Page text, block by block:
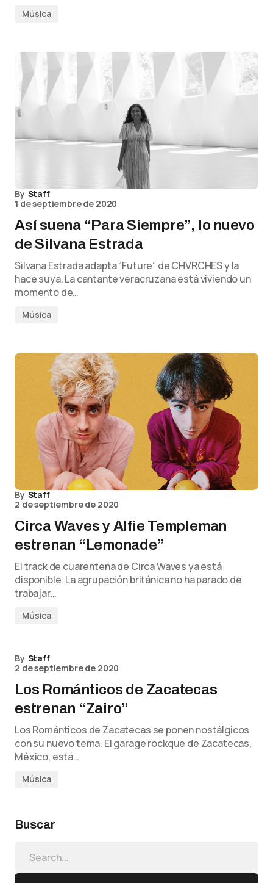
Música
By Staff
1 de septiembre de 2020
Así suena “Para Siempre”, lo nuevo
de Silvana Estrada
Silvana Estrada adapta “Future” de CHVRCHES y la
hace suya. La cantante veracruzana está viviendo un
momento de…
Música
By Staff
2 de septiembre de 2020
Circa Waves y Alfie Templeman
estrenan “Lemonade”
El track de cuarentena de Circa Waves ya está
disponible. La agrupación británica no ha parado de
trabajar…
Música
By Staff
2 de septiembre de 2020
Los Románticos de Zacatecas
estrenan “Zairo”
Los Románticos de Zacatecas se ponen nostálgicos
con su nuevo tema. El garage rockque de Zacatecas,
México, está…
Música
Buscar